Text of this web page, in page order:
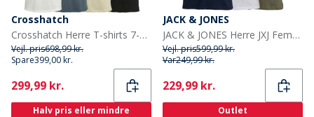
Crosshatch
Crosshatch Herre T-shirts 7-pak Blå/Blå/Grå Melange/Hvid/Blå/Sort/Off White
Vejl. pris698,99 kr.
Spare399,00 kr.
Current
299,99 kr.
Halv pris eller mindre
JACK & JONES
JACK & JONES Herre JXJ Fem-pak T-shirts Blå/Hvid/Grå/Khaki/Sort
Vejl. pris599,99 kr.
Var249,99 kr.
Current
229,99 kr.
Outlet